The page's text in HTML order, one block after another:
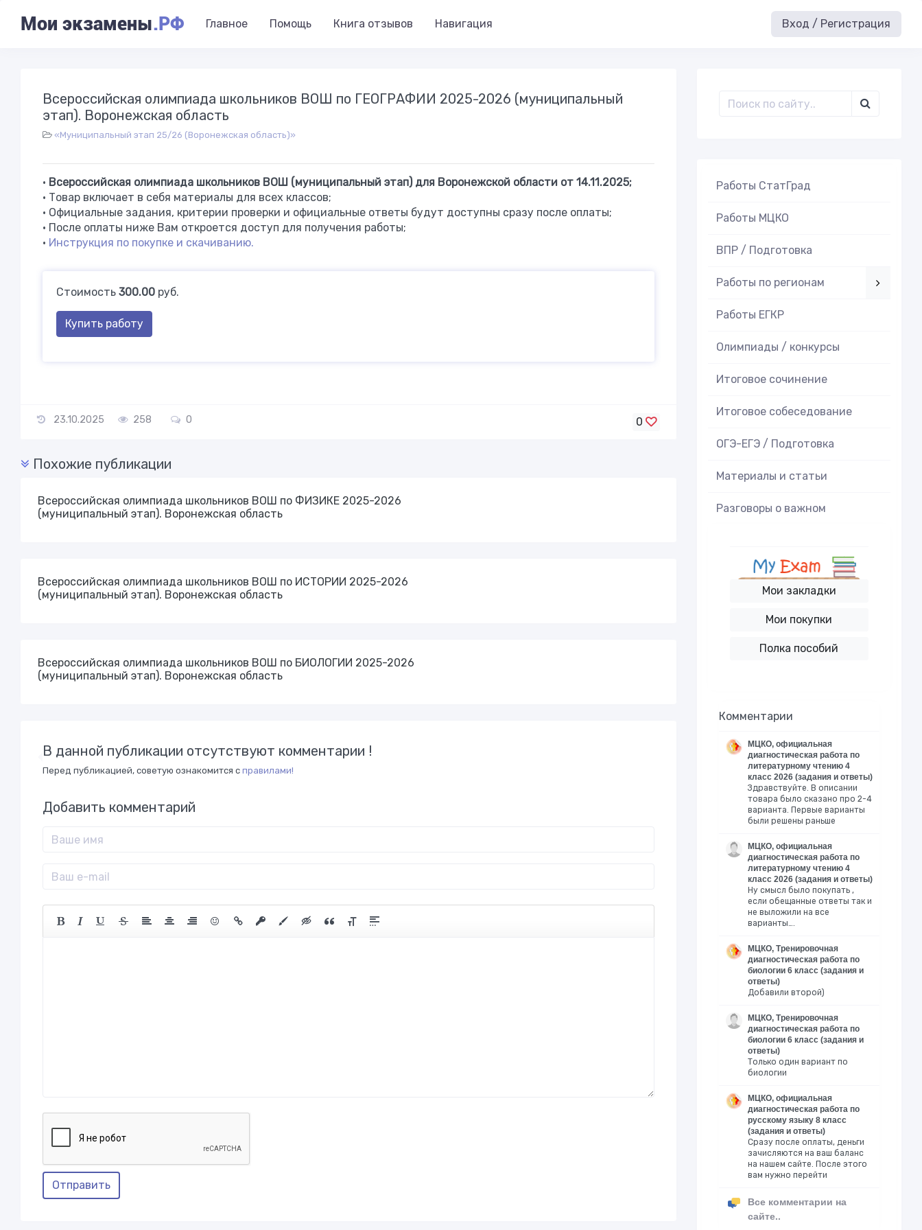
Мои экзамены.РФ Главное Помощь Книга отзывов Навигация Вход / Регистрация
Всероссийская олимпиада школьников ВОШ по ГЕОГРАФИИ 2025-2026 (муниципальный
этап). Воронежская область
«Муниципальный этап 25/26 (Воронежская область)»
• Всероссийская олимпиада школьников ВОШ (муниципальный этап) для Воронежской области от 14.11.2025;
• Товар включает в себя материалы для всех классов;
• Официальные задания, критерии проверки и официальные ответы будут доступны сразу после оплаты;
• После оплаты ниже Вам откроется доступ для получения работы;
• Инструкция по покупке и скачиванию.
Стоимость 300.00 руб.
Купить работу
23.10.2025 258 0 0
Похожие публикации
Всероссийская олимпиада школьников ВОШ по ФИЗИКЕ 2025-2026
(муниципальный этап). Воронежская область
Всероссийская олимпиада школьников ВОШ по ИСТОРИИ 2025-2026
(муниципальный этап). Воронежская область
Всероссийская олимпиада школьников ВОШ по БИОЛОГИИ 2025-2026
(муниципальный этап). Воронежская область
В данной публикации отсутствуют комментарии !
Перед публикацией, советую ознакомится с правилами!
Добавить комментарий
Отправить
Работы СтатГрад
Работы МЦКО
ВПР / Подготовка
Работы по регионам
Работы ЕГКР
Олимпиады / конкурсы
Итоговое cочинение
Итоговое cобеседование
ОГЭ-ЕГЭ / Подготовка
Материалы и статьи
Разговоры о важном
Мои закладки
Мои покупки
Полка пособий
Комментарии
МЦКО, официальная
диагностическая работа по
литературному чтению 4
класс 2026 (задания и ответы)
Здравствуйте. В описании
товара было сказано про 2-4
варианта. Первые варианты
были решены раньше
МЦКО, официальная
диагностическая работа по
литературному чтению 4
класс 2026 (задания и ответы)
Ну смысл было покупать ,
если обещанные ответы так и
не выложили на все
варианты….
МЦКО, Тренировочная
диагностическая работа по
биологии 6 класс (задания и
ответы)
Добавили второй)
МЦКО, Тренировочная
диагностическая работа по
биологии 6 класс (задания и
ответы)
Только один вариант по
биологии
МЦКО, официальная
диагностическая работа по
русскому языку 8 класс
(задания и ответы)
Сразу после оплаты, деньги
зачисляются на ваш баланс
на нашем сайте. После этого
вам нужно перейти
Все комментарии на
сайте..